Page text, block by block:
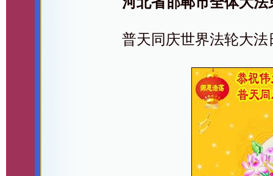
普天同庆世界法轮大法